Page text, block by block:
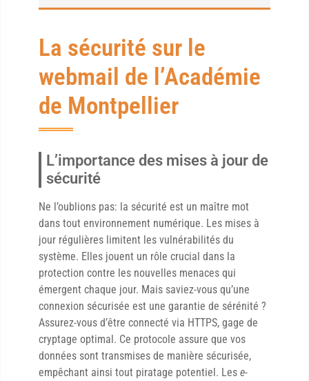
La sécurité sur le
webmail de l’Académie
de Montpellier
L’importance des mises à jour de
sécurité
Ne l’oublions pas: la sécurité est un maître mot
dans tout environnement numérique. Les mises à
jour régulières limitent les vulnérabilités du
système. Elles jouent un rôle crucial dans la
protection contre les nouvelles menaces qui
émergent chaque jour. Mais saviez-vous qu’une
connexion sécurisée est une garantie de sérénité ?
Assurez-vous d’être connecté via HTTPS, gage de
cryptage optimal. Ce protocole assure que vos
données sont transmises de manière sécurisée,
empêchant ainsi tout piratage potentiel. Les e-